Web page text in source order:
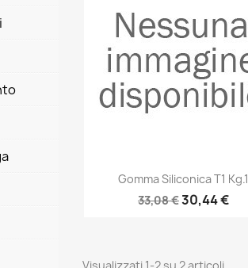
Anteprima
Gomma Siliconica T1 Kg.1
33,08 €30,44 €